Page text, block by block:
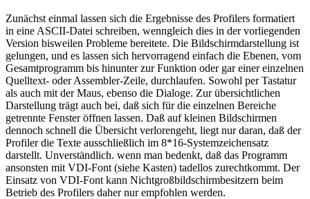
Zunächst einmal lassen sich die Ergebnisse des Profilers formatiert
in eine ASCII-Datei schreiben, wenngleich dies in der vorliegenden
Version bisweilen Probleme bereitete. Die Bildschirmdarstellung ist
gelungen, und es lassen sich hervorragend einfach die Ebenen, vom
Gesamtprogramm bis hinunter zur Funktion oder gar einer einzelnen
Quelltext- oder Assembler-Zeile, durchlaufen. Sowohl per Tastatur
als auch mit der Maus, ebenso die Dialoge. Zur übersichtlichen
Darstellung trägt auch bei, daß sich für die einzelnen Bereiche
getrennte Fenster öffnen lassen. Daß auf kleinen Bildschirmen
dennoch schnell die Übersicht verlorengeht, liegt nur daran, daß der
Profiler die Texte ausschließlich im 8*16-Systemzeichensatz
darstellt. Unverständlich. wenn man bedenkt, daß das Programm
ansonsten mit VDI-Font (siehe Kasten) tadellos zurechtkommt. Der
Einsatz von VDI-Font kann Nichtgroßbildschirmbesitzern beim
Betrieb des Profilers daher nur empfohlen werden.